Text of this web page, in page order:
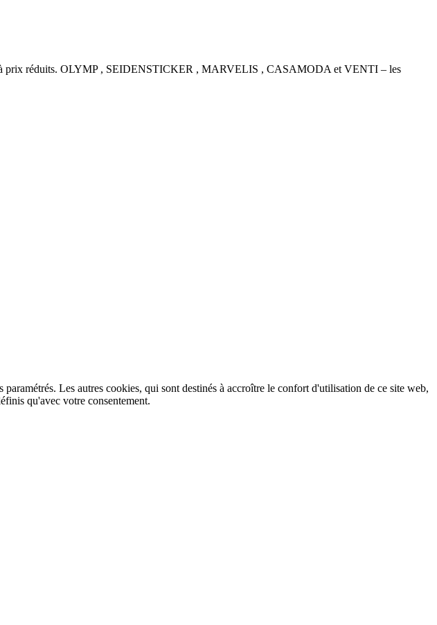
à prix réduits. OLYMP , SEIDENSTICKER , MARVELIS , CASAMODA et VENTI – les
Les autres cookies, qui sont destinés à accroître le confort d'utilisation de ce site web,
qu'avec votre consentement.